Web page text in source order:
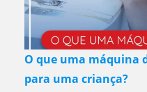
O que uma máquina
para uma criança?